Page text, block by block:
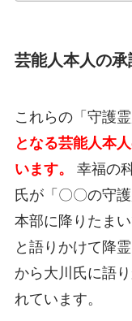
芸能人本人の
これらの「守護
となる芸能人本
います。
幸福の
氏が「〇〇の守
本部に降りたま
と語りかけて降
から大川氏に語
れています。